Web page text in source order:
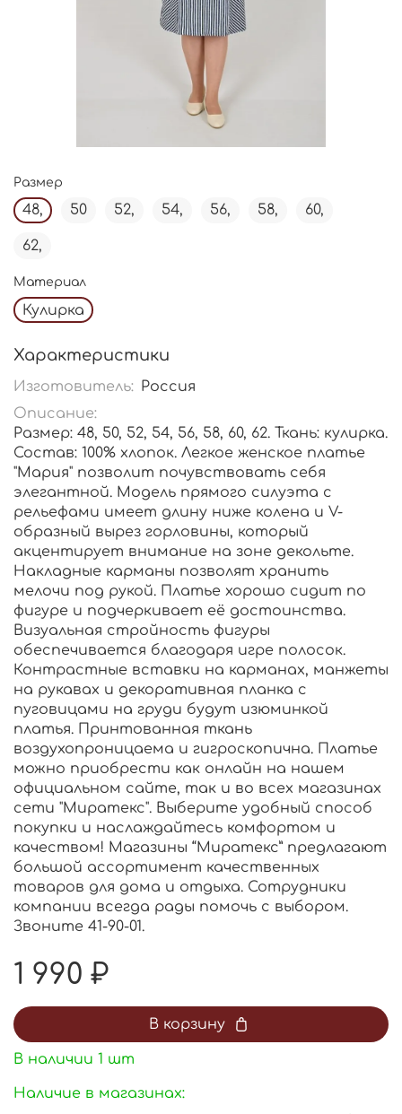
Размер
48, 50 52, 54, 56, 58, 60,
62,
Материал
Кулирка
Характеристики
Изготовитель: Россия
Описание:
Размер: 48, 50, 52, 54, 56, 58, 60, 62. Ткань: кулирка.
Состав: 100% хлопок. Легкое женское платье
"Мария" позволит почувствовать себя
элегантной. Модель прямого силуэта с
рельефами имеет длину ниже колена и V-
образный вырез горловины, который
акцентирует внимание на зоне декольте.
Накладные карманы позволят хранить
мелочи под рукой. Платье хорошо сидит по
фигуре и подчеркивает её достоинства.
Визуальная стройность фигуры
обеспечивается благодаря игре полосок.
Контрастные вставки на карманах, манжеты
на рукавах и декоративная планка с
пуговицами на груди будут изюминкой
платья. Принтованная ткань
воздухопроницаема и гигроскопична. Платье
можно приобрести как онлайн на нашем
официальном сайте, так и во всех магазинах
сети "Миратекс". Выберите удобный способ
покупки и наслаждайтесь комфортом и
качеством! Магазины “Миратекс” предлагают
большой ассортимент качественных
товаров для дома и отдыха. Сотрудники
компании всегда рады помочь с выбором.
Звоните 41-90-01.
1 990 ₽
В корзину
В наличии 1 шт
Наличие в магазинах: